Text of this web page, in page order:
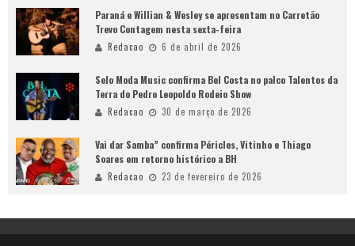
Paraná e Willian & Wesley se apresentam no Carretão
Trevo Contagem nesta sexta-feira
Redacao 6 de abril de 2026
Selo Moda Music confirma Bel Costa no palco Talentos da
Terra do Pedro Leopoldo Rodeio Show
Redacao 30 de março de 2026
Vai dar Samba” confirma Péricles, Vitinho e Thiago
Soares em retorno histórico a BH
Redacao 23 de fevereiro de 2026